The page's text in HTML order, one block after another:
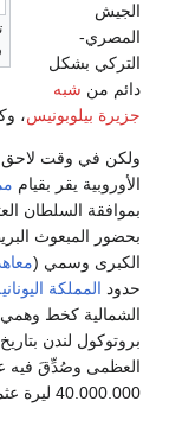
الجيش
المصري-
التركي بشكل
دائم من شبه
جزيرة بيلوبونيس،
ولكن في وقت لاحق
الأوروبية يقر بقيام
بموافقة السلطان
بحضور المبعوث
الكبرى وسمي (
حدود المملكة
الشمالية كخط
بروتوكول لندن بتاريخ
العظمى وصُدِّقَ فيه
40.000.000 ليرة عثمانية كتعويض لهم عن خسارة الأرض اليونانية.